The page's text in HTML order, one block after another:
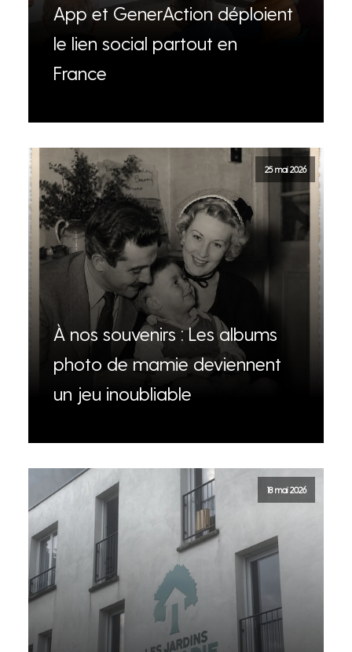
App et GenerAction déploient
le lien social partout en
France
25 mai 2026
À nos souvenirs : Les albums
photo de mamie deviennent
un jeu inoubliable
18 mai 2026